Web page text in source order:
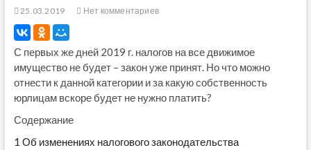
25.03.2019 Нет комментариев
С первых же дней 2019 г. налогов на все движимое
имущество не будет – закон уже принят. Но что можно
отнести к данной категории и за какую собственность
юрлицам вскоре будет не нужно платить?
Содержание
1 Об изменениях налогового законодательства